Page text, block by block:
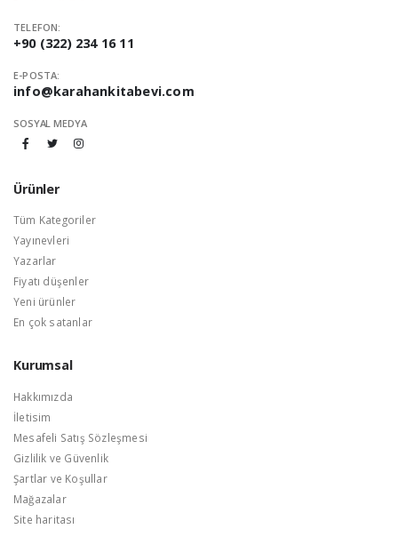
TELEFON:
+90 (322) 234 16 11
E-POSTA:
info@karahankitabevi.com
SOSYAL MEDYA
Ürünler
Tüm Kategoriler
Yayınevleri
Yazarlar
Fiyatı düşenler
Yeni ürünler
En çok satanlar
Kurumsal
Hakkımızda
İletisim
Mesafeli Satış Sözleşmesi
Gizlilik ve Güvenlik
Şartlar ve Koşullar
Mağazalar
Site haritası